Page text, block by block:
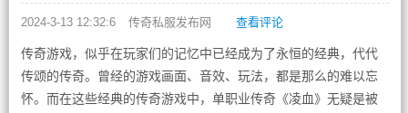
2024-3-13 12:32:6 传奇私服发布网 查看评论
传奇游戏，似乎在玩家们的记忆中已经成为了永恒的经典，代代
传颂的传奇。曾经的游戏画面、音效、玩法，都是那么的难以忘
怀。而在这些经典的传奇游戏中，单职业传奇《凌血》无疑是被